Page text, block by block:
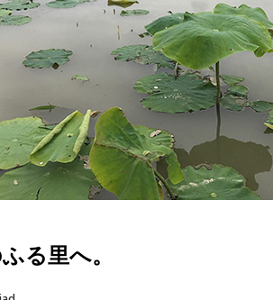
る里へ。